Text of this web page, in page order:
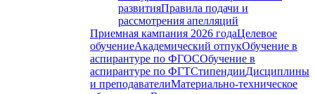
развитияПравила подачи и
рассмотрения апелляций
Приемная кампания 2026 годаЦелевое
обучениеАкадемический отпукОбучение в
аспирантуре по ФГОСОбучение в
аспирантуре по ФГТСтипендииДисциплины
и преподавателиМатериально-техническое